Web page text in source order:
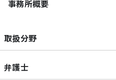
事務所概要
取扱分野
弁護士